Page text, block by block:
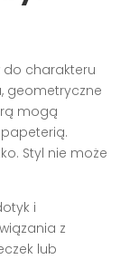
do charakteru
geometryczne
mogą
Styl nie może
i
z
lub